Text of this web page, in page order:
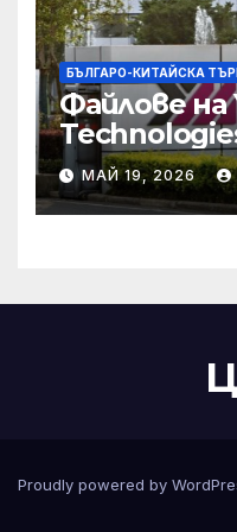
БЪЛГАРО-КИТАЙСКА
Файлове на
на STAR
МАЙ 19, 2026
Proudly powered by